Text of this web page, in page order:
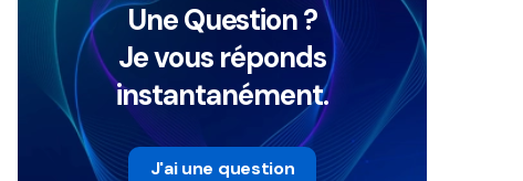
Une Question ?
Je vous réponds
instantanément.
J'ai une question